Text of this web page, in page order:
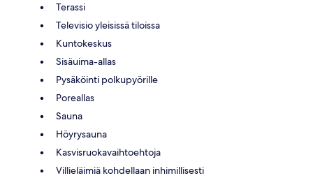
Terassi
Televisio yleisissä tiloissa
Kuntokeskus
Sisäuima-allas
Pysäköinti polkupyörille
Poreallas
Sauna
Höyrysauna
Kasvisruokavaihtoehtoja
Villieläimiä kohdellaan inhimillisesti